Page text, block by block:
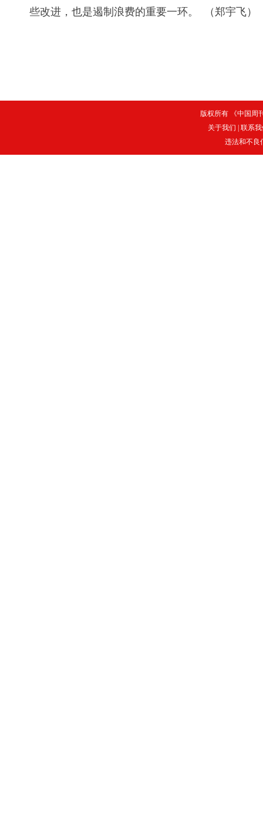
些改进，也是遏制浪费的重要一环。 （郑宇飞）
版权所有 《中国周
关于我们
联系
违法和不良